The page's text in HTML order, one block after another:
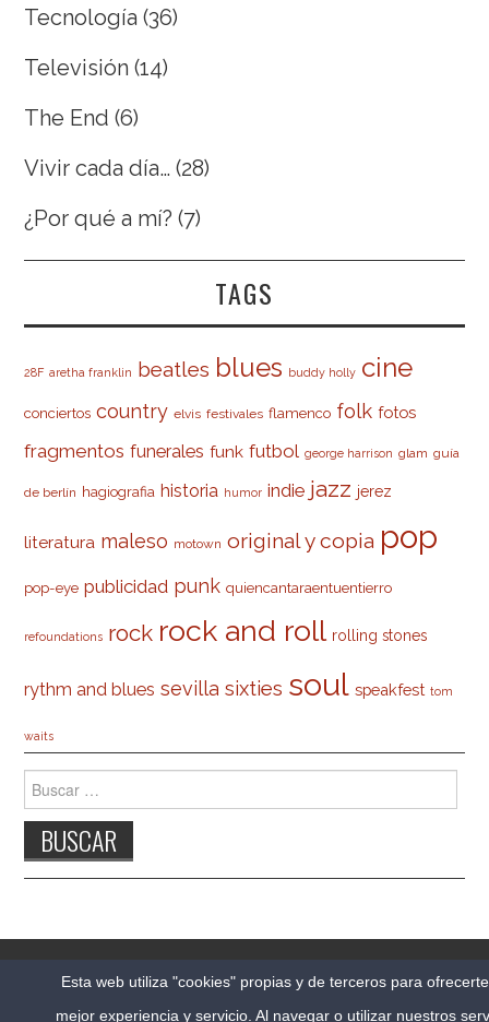
Tecnología (36)
Televisión (14)
The End (6)
Vivir cada día… (28)
¿Por qué a mí? (7)
TAGS
28F aretha franklin beatles blues buddy holly cine
conciertos country elvis festivales flamenco folk fotos
fragmentos funerales funk futbol george harrison glam guía
de berlín hagiografia historia humor indie jazz jerez
literatura maleso motown original y copia pop
pop-eye publicidad punk quiencantaraentuentierro
refoundations rock rock and roll rolling stones
rythm and blues sevilla sixties soul speakfest tom
waits
Buscar:
© 2026 CARLESO.COM. TODOS LOS DERECHOS
RESERVADOS.
Esta web utiliza "cookies" propias y de terceros para
mejor experiencia y servicio. Al navegar o utilizar nuestros